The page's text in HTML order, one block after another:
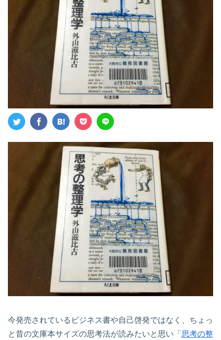
今発売されているビジネス書や自己啓発ではなく、ちょっ
と昔の文庫本サイズの思考法が読みたいと思い「 思考の整